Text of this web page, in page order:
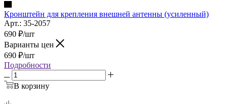
Кронштейн для крепления внешней антенны (усиленный)
Арт.: 35-2057
690 ₽/шт
Варианты цен
690 ₽/шт
Подробности
В корзину